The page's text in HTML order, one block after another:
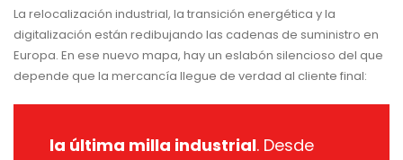
La relocalización industrial, la transición energética y la
digitalización están redibujando las cadenas de suministro en
Europa. En ese nuevo mapa, hay un eslabón silencioso del que
depende que la mercancía llegue de verdad al cliente final:
la última milla industrial. Desde